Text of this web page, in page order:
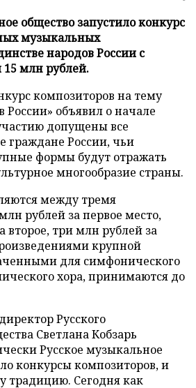
общество запустило конкурс
музыкальных
народов России с
млн рублей.
композиторов на тему
России» объявил о начале
допущены все
граждане России, чьи
формы будут отражать
многообразие страны.
между тремя
рублей за первое место,
второе, три млн рублей за
крупной
для симфонического
хора, принимаются до
Русского
Светлана Кобзарь
Русское музыкальное
конкурсы композиторов, и
традицию. Сегодня как